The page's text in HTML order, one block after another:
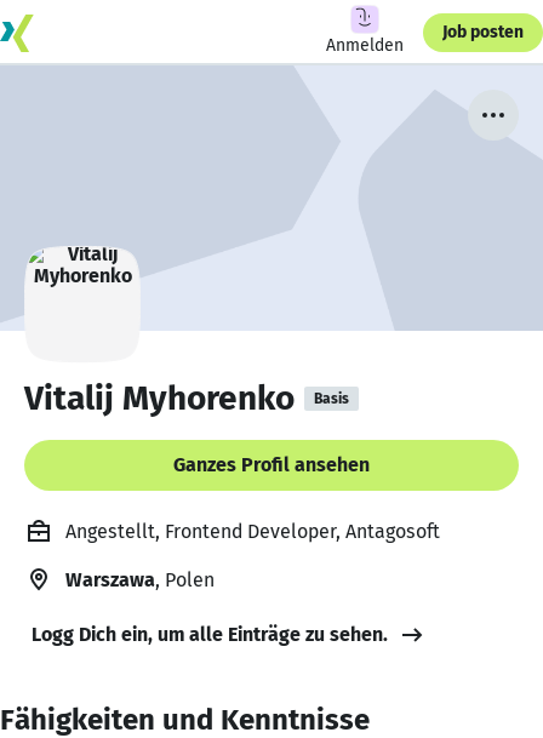
Anmelden
Job posten
Vitalij Myhorenko Basis
Ganzes Profil ansehen
Angestellt, Frontend Developer, Antagosoft
Warszawa, Polen
Logg Dich ein, um alle Einträge zu sehen.
Fähigkeiten und Kenntnisse